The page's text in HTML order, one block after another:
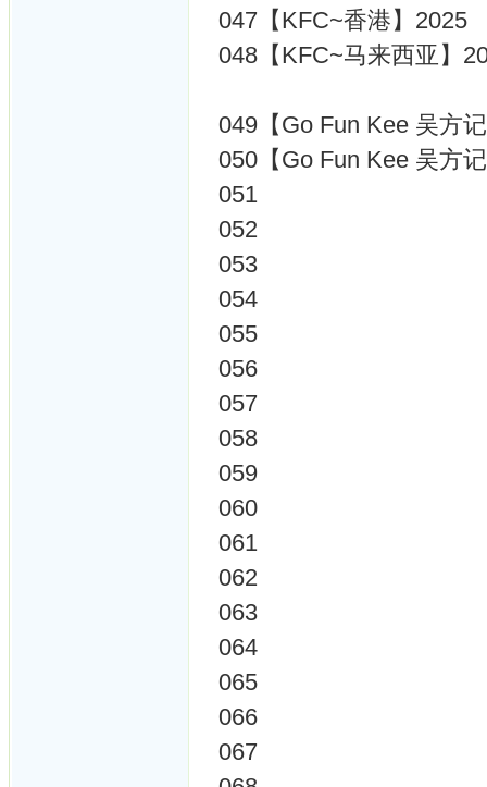
047【KFC~香港】2025
048【KFC~马来西亚】
049【Go Fun Kee 吴方
050【Go Fun Kee 吴方
051
052
053
054
055
056
057
058
059
060
061
062
063
064
065
066
067